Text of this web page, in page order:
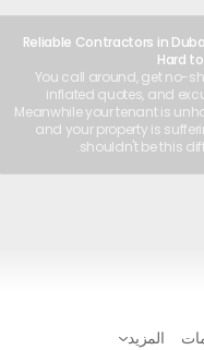
Reliable Contractors in
Hard
You call around, get no-
inflated quotes, and
Meanwhile your tenant is
and your property is
shouldn't be this
المزيد